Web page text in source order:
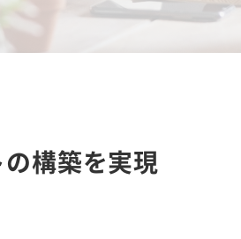
構築を実現